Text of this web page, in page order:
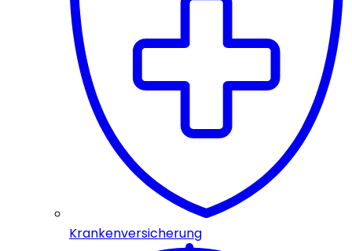
Krankenversicherung